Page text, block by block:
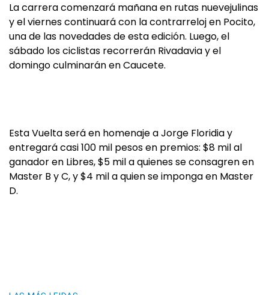
La carrera comenzará mañana en rutas nuevejulinas
y el viernes continuará con la contrarreloj en Pocito,
una de las novedades de esta edición. Luego, el
sábado los ciclistas recorrerán Rivadavia y el
domingo culminarán en Caucete.
Esta Vuelta será en homenaje a Jorge Floridia y
entregará casi 100 mil pesos en premios: $8 mil al
ganador en Libres, $5 mil a quienes se consagren en
Master B y C, y $4 mil a quien se imponga en Master
D.